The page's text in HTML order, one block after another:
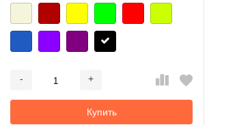
- +
Купить